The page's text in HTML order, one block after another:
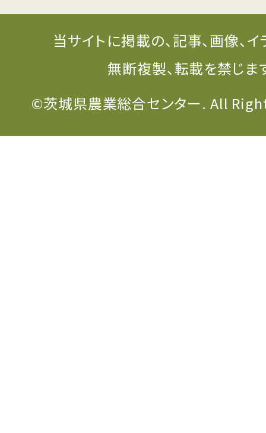
当サイトに掲載の、記事、画像、
無断複製、転載を禁じま
©茨城県農業総合センター. All